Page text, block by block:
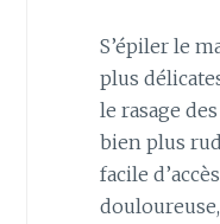
S’épiler le
plus
le rasage
bien plus
facile